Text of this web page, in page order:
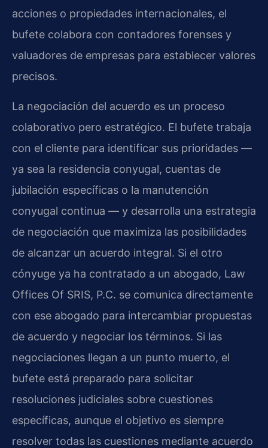
acciones o propiedades internacionales, el
bufete colabora con contadores forenses y
valuadores de empresas para establecer valores
precisos.
La negociación del acuerdo es un proceso
colaborativo pero estratégico. El bufete trabaja
con el cliente para identificar sus prioridades —
ya sea la residencia conyugal, cuentas de
jubilación específicas o la manutención
conyugal continua — y desarrolla una estrategia
de negociación que maximiza las posibilidades
de alcanzar un acuerdo integral. Si el otro
cónyuge ya ha contratado a un abogado, Law
Offices Of SRIS, P.C. se comunica directamente
con ese abogado para intercambiar propuestas
de acuerdo y negociar los términos. Si las
negociaciones llegan a un punto muerto, el
bufete está preparado para solicitar
resoluciones judiciales sobre cuestiones
específicas, aunque el objetivo es siempre
resolver todas las cuestiones mediante acuerdo